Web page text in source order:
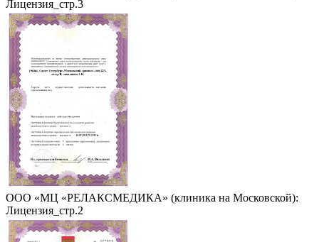
Лицензия_стр.3
ООО «МЦ «РЕЛАКСМЕДИКА» (клиника на Московской):
Лицензия_стр.2